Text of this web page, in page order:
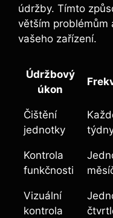
údržby. Tímto
větším problémům
vašeho zařízení.
Údržbový
úkon
Čištění
jednotky
Kontrola
funkčnosti
Vizuální
kontrola